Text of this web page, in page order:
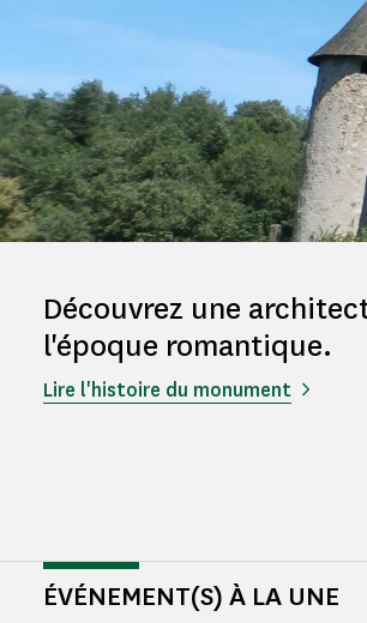
Découvrez une
l'époque romantique.
Lire l'histoire du monument
ÉVÉNEMENT(S) À LA UNE